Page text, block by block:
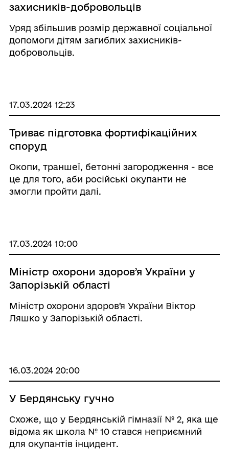
захисників-добровольців
Уряд збільшив розмір державної соціальної
допомоги дітям загиблих захисників-
добровольців.
17.03.2024 12:23
Триває підготовка фортифікаційних
споруд
Окопи, траншеї, бетонні загородження - все
це для того, аби російські окупанти не
змогли пройти далі.
17.03.2024 10:00
Міністр охорони здоровʼя України у
Запорізькій області
Міністр охорони здоровʼя України Віктор
Ляшко у Запорізькій області.
16.03.2024 20:00
У Бердянську гучно
Схоже, що у Бердянській гімназії № 2, яка ще
відома як школа № 10 стався неприємний
для окупантів інцидент.